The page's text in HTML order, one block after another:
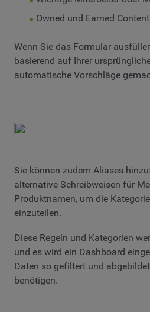
Owned und Earned Content
Wenn Sie das Formular
basierend auf Ihrer
automatische Vorschläge
Sie können zudem Aliases
alternative Schreibweisen für
Produktnamen, um die
einzuteilen.
Diese Regeln und Kategorien
und es wird ein Dashboard
Daten so gefiltert und
benötigen.